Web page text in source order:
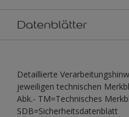
Datenblätter
Detaillierte
jeweiligen technischen
Abk.- TM=Technisches
SDB=Sicherheitsdatenblatt